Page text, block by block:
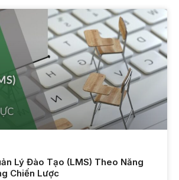
Lý Đào Tạo (LMS) Theo Năng
Chiến Lược